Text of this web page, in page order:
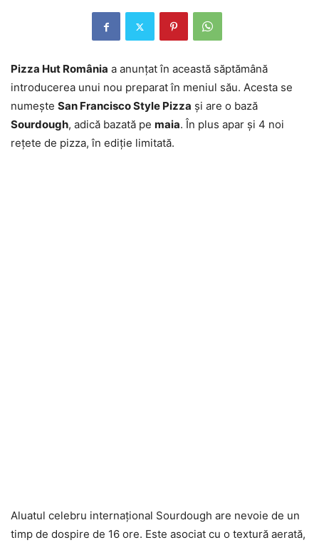
Pizza Hut România a anunțat în această săptămână
introducerea unui nou preparat în meniul său. Acesta se
numește San Francisco Style Pizza și are o bază
Sourdough, adică bazată pe maia. În plus apar și 4 noi
rețete de pizza, în ediție limitată.
Aluatul celebru internațional Sourdough are nevoie de un
timp de dospire de 16 ore. Este asociat cu o textură aerată,